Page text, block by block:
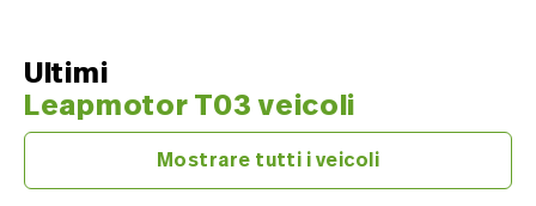
Ultimi
Leapmotor T03 veicoli
Mostrare tutti i veicoli